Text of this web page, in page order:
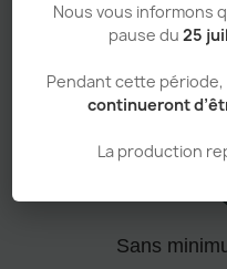
Nous vous informons
pause du 25
Pendant cette période,
continueront
La production
Sans